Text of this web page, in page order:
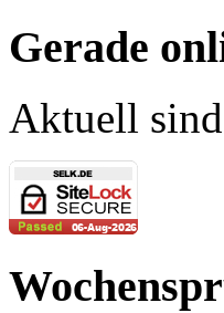
Gerade
Aktuell